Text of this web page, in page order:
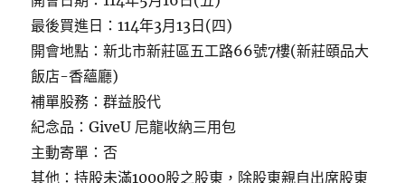
最後買進日：114年3月13日(四)
開會地點：新北市新莊區五工路66號7樓(新莊頤品大
飯店-香蘊廳)
補單股務：群益股代
紀念品：GiveU 尼龍收納三用包
主動寄單：否
其他：持股未滿1000股之股東，除股東親自出席股東